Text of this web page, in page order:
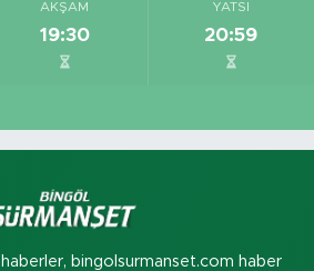
AKŞAM
19:30
YATSI
20:59
bingolsurmanset.com haber